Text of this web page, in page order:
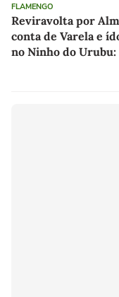
FLAMENGO
Reviravolta por
conta de Varela e
no Ninho do